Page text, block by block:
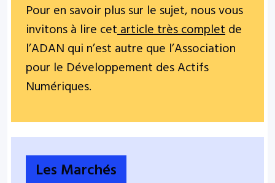
Pour en savoir plus sur le sujet, nous vous
invitons à lire cetarticle très completde
l’ADAN qui n’est autre que l’Association
pour le Développement des Actifs
Numériques.
Les Marchés